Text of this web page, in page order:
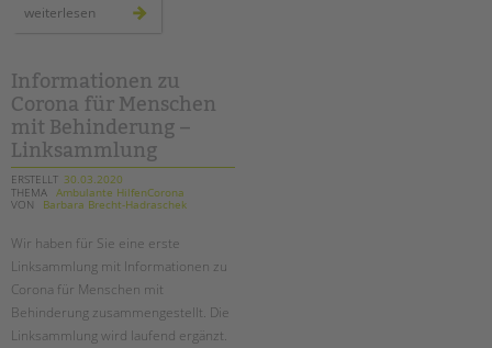
weiterlesen mehrsprachige
informationen
linktipps
Informationen zu
Corona für Menschen
mit Behinderung –
Linksammlung
ERSTELLT 30.03.2020
THEMA Ambulante HilfenCorona
VON
Barbara Brecht-Hadraschek
Wir haben für Sie eine erste
Linksammlung mit Informationen zu
Corona für Menschen mit
Behinderung zusammengestellt. Die
Linksammlung wird laufend ergänzt.